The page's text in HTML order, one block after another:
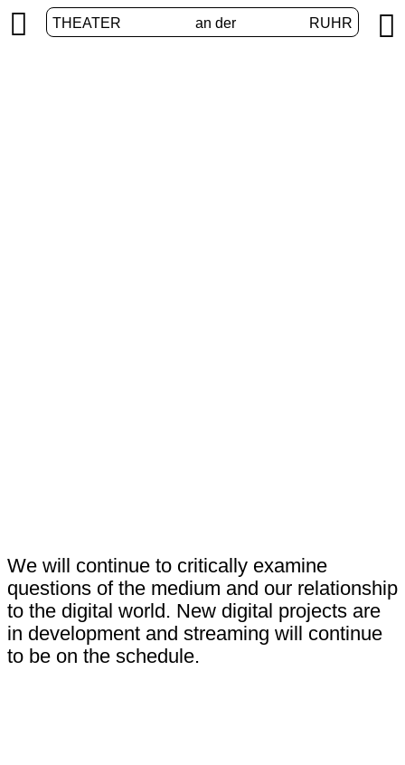
THEATER an der RUHR
 
We will continue to critically examine
questions of the medium and our relationship
to the digital world. New digital projects are
in development and streaming will continue
to be on the schedule.